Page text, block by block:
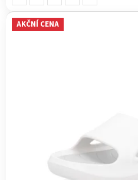
AKČNÍ CENA